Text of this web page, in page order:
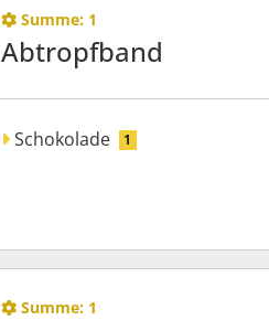
Summe: 1
Abtropfband
Schokolade 1
Summe: 1